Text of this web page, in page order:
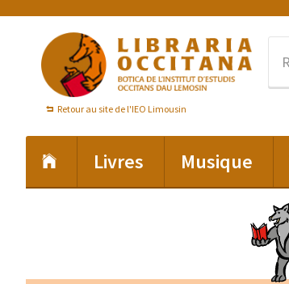
navigation
principale
contenu
principal
Retour au site de l'IEO Limousin
Livres Musique